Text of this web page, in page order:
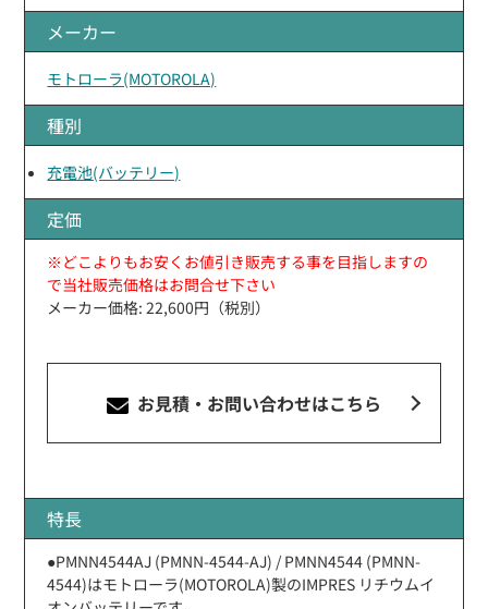
メーカー
モトローラ(MOTOROLA)
種別
充電池(バッテリー)
定価
※どこよりもお安くお値引き販売する事を目指しますの
で当社販売価格はお問合せ下さい
メーカー価格: 22,600円（税別）
お見積・お問い合わせはこちら
特長
●PMNN4544AJ (PMNN-4544-AJ) / PMNN4544 (PMNN-
4544)はモトローラ(MOTOROLA)製のIMPRES リチウムイ